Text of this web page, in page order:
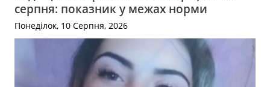
серпня: показник у межах норми
Понеділок, 10 Серпня, 2026